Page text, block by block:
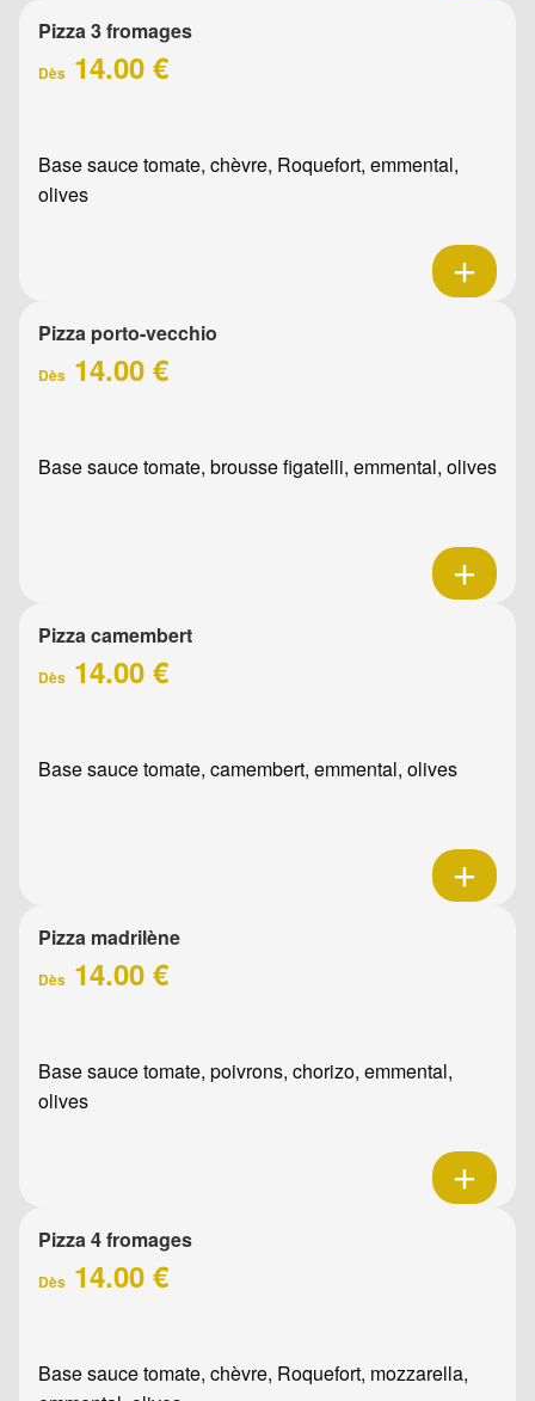
Pizza 3 fromages
Dès 14.00 €
Base sauce tomate, chèvre, Roquefort, emmental,
olives
Pizza porto-vecchio
Dès 14.00 €
Base sauce tomate, brousse figatelli, emmental, olives
Pizza camembert
Dès 14.00 €
Base sauce tomate, camembert, emmental, olives
Pizza madrilène
Dès 14.00 €
Base sauce tomate, poivrons, chorizo, emmental,
olives
Pizza 4 fromages
Dès 14.00 €
Base sauce tomate, chèvre, Roquefort, mozzarella,